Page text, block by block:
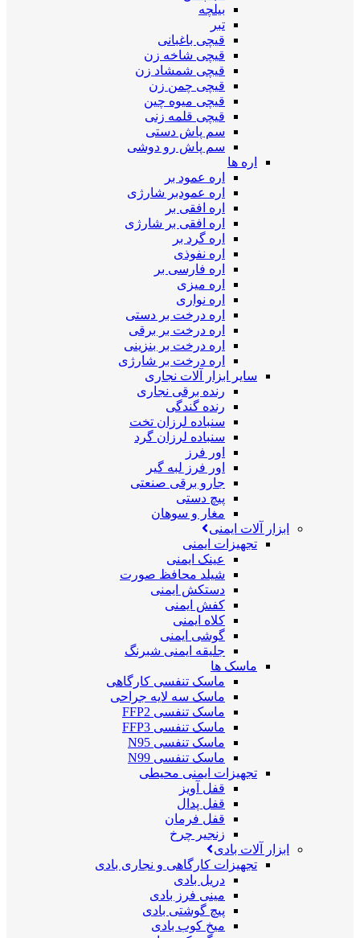
بیلچه
تبر
قیچی باغبانی
قیچی شاخه زن
قیچی شمشاد زن
قیچی چمن زن
قیچی میوه چین
قیچی قلمه زنی
سم پاش دستی
سم پاش رو دوشی
اره ها
اره عمود بر
اره عمودبر شارژی
اره افقی بر
اره افقی بر شارژی
اره گرد بر
اره نفوذی
اره فارسی بر
اره میزی
اره نواری
اره درخت بر دستی
اره درخت بر برقی
اره درخت بر بنزینی
اره درخت بر شارژی
سایر ابزار آلات نجاری
رنده برقی نجاری
رنده گندگی
سنباده لرزان تخت
سنباده لرزان گرد
اور فرز
اور فرز لبه گیر
جارو برقی صنعتی
پیچ دستی
مغار و سوهان
ابزار آلات ایمنی
تجهیزات ایمنی
عینک ایمنی
شیلد محافظ صورت
دستکش ایمنی
کفش ایمنی
کلاه ایمنی
گوشی ایمنی
جلیقه ایمنی شبرنگ
ماسک ها
ماسک تنفسی کارگاهی
ماسک سه لایه جراحی
ماسک تنفسی FFP2
ماسک تنفسی FFP3
ماسک تنفسی N95
ماسک تنفسی N99
تجهیزات ایمنی محیطی
قفل آویز
قفل پدال
قفل فرمان
زنجیر چرخ
ابزار آلات بادی
تجهیزات کارگاهی و نجاری بادی
دریل بادی
مینی فرز بادی
پیچ گوشتی بادی
میخ کوب بادی